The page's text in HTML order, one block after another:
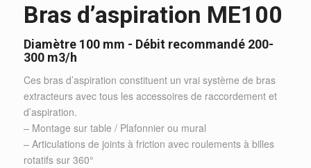
Bras d’aspiration ME100
Diamètre 100 mm - Débit recommandé 200-
300 m3/h
Ces bras d’aspiration constituent un vrai système de bras
extracteurs avec tous les accessoires de raccordement et
d’aspiration.
– Montage sur table / Plafonnier ou mural
– Articulations de joints à friction avec roulements à billes
rotatifs sur 360°